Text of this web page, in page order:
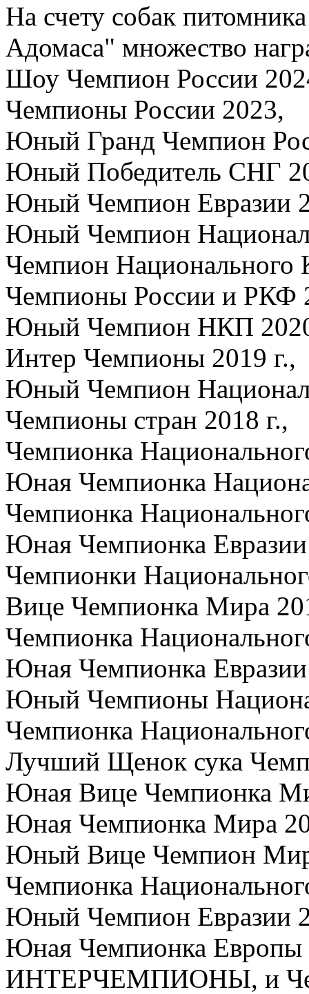
На счету собак
Адомаса" множество
Шоу Чемпион России
Чемпионы России 2023,
Юный Гранд Чемпион
Юный Победитель СНГ
Юный Чемпион Евразии
Юный Чемпион
Чемпион Национального
Чемпионы России и РКФ
Юный Чемпион НКП
Интер Чемпионы 2019 г.,
Юный Чемпион
Чемпионы стран 2018 г.,
Чемпионка
Юная Чемпионка
Чемпионка
Юная Чемпионка Евразии
Чемпионки
Вице Чемпионка Мира
Чемпионка
Юная Чемпионка Евразии
Юный Чемпионы
Чемпионка
Лучший Щенок сука
Юная Вице Чемпионка
Юная Чемпионка Мира
Юный Вице Чемпион
Чемпионка
Юный Чемпион Евразии
Юная Чемпионка Европы
ИНТЕРЧЕМПИОНЫ, и